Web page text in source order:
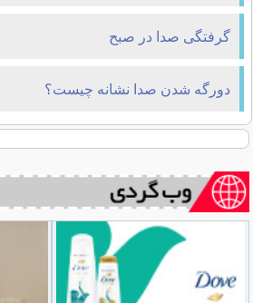
گرفتگی صدا در صبح
دورگه شدن صدا نشانه چیست؟